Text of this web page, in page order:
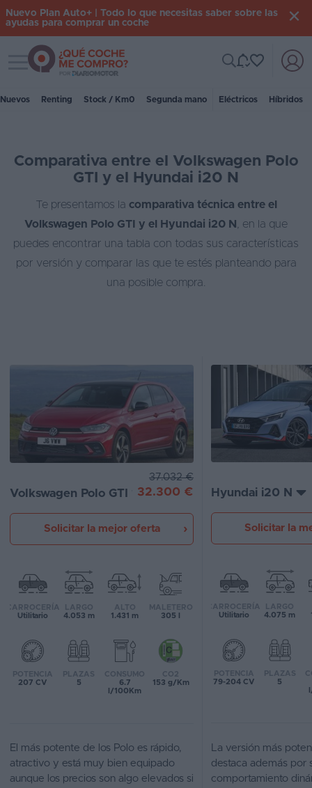
Iniciar
Coches
Suscripción
Stock
Híbridos
Ofertas
Asistente
Foro
de
opiniones
de
compra
Comparador
Favoritos
Concesionarios
Blog
Ventas
Nuevo Plan Auto+ | Todo lo que necesitas saber sobre las
ayudas para comprar un coche
Toggle navigation
Nuevos Renting Stock / Km0 Segunda mano Eléctricos Híbridos
Comparativa entre el Volkswagen Polo
GTI y el Hyundai i20 N
Te presentamos la comparativa técnica entre el
Volkswagen Polo GTI y el Hyundai i20 N
, en la que
puedes encontrar una tabla con todas sus características
por versión y comparar las que te estés planteando para
una posible compra.
Volkswagen Polo GTI
37.032 €
32.300 €
Solicitar la mejor oferta
CARROCERÍA
Utilitario
LARGO
4.053 m
ALTO
1.431 m
MALETERO
305 l
POTENCIA
207 CV
PLAZAS
5
CONSUMO
6.7
l/100Km
CO2
153 g/Km
Hyundai i20 N
Solicitar la
CARROCERÍA
Utilitario
LARGO
4.075 m
POTENCIA
79-204 CV
PLAZAS
5
El más potente de los Polo es rápido,
atractivo y está muy bien equipado
aunque los precios son algo elevados si
La versión más
destaca además por
comportamiento